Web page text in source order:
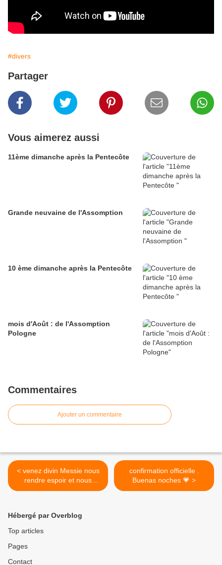
#divers
Partager
Vous aimerez aussi
11ème dimanche après la Pentecôte
Grande neuvaine de l'Assomption
10 ème dimanche après la Pentecôte
mois d'Août : de l'Assomption
Pologne
Commentaires
Ajouter un commentaire
< venez divin Messie nous
rendre espoir et nous
sauver..
confirmation officielle .
Buenas noches 💗 >
Hébergé par Overblog
Top articles
Pages
Contact